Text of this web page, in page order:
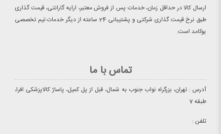
ارسال کالا در حداقل زمان، خدمات پس از فروش معتبر، ارایه گارانتی، قیمت گذاری
طبق نرخ قیمت گذاری شرکتی و پشتیبانی 24 ساعته از دیگر خدمات تیم تخصصی
یوکامد است.
تماس با ما
آدرس : تهران، بزرگراه نواب جنوب به شمال، قبل از پل کمیل، پاساژ کالاپزشکی افرا،
طبقه 7
تلفن :